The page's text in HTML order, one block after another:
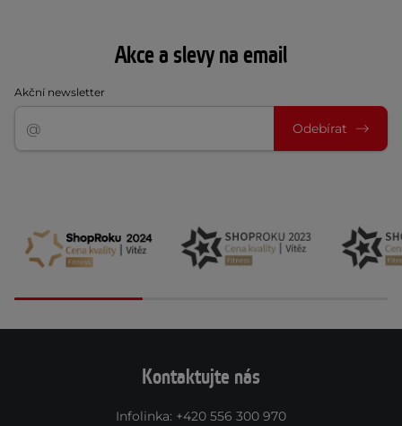
Akce a slevy na email
Akční newsletter
Odebírat
Kontaktujte nás
Infolinka: +420 556 300 970